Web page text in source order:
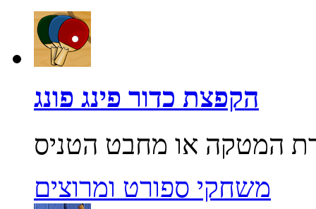
הקפצת כדור פינג פונג
משחקי ספורט ומרוצים